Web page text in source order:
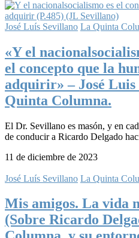
José Luís Sevillano La Quinta
«Y el
el concepto que la
adquirir» – José Luis
Quinta Columna.
El Dr. Sevillano es masón, y en
de conducir a Ricardo Delgado
11 de diciembre de 2023
José Luís Sevillano La Quinta
Mis amigos. La vida
(Sobre Ricardo